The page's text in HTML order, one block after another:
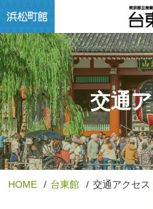
交通
HOME 台東館 交通アクセス